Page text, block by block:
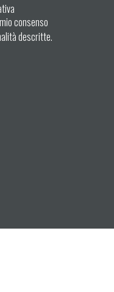
consenso
descritte.